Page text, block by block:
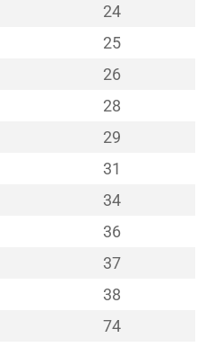
24
25
26
28
29
31
34
36
37
38
74